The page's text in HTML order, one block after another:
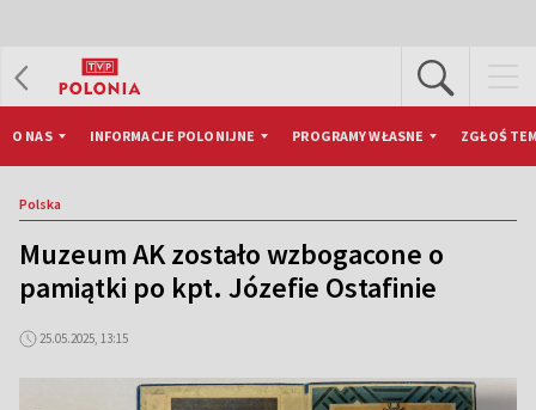
O NAS INFORMACJE POLONIJNE PROGRAMY WŁASNE ZGŁOŚ
Polska
Muzeum AK zostało wzbogacone o
pamiątki po kpt. Józefie Ostafinie
25.05.2025, 13:15